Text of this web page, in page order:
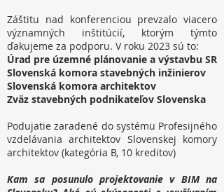
Záštitu nad konferenciou prevzalo viacero
významných inštitúcií, ktorým týmto
ďakujeme za podporu. V roku 2023 sú to:
Úrad pre územné plánovanie a výstavbu SR
Slovenská komora stavebných inžinierov
Slovenská komora architektov
Zväz stavebných podnikateľov Slovenska
Podujatie zaradené do systému Profesijného
vzdelávania architektov Slovenskej komory
architektov (kategória B, 10 kreditov)
Kam sa posunulo projektovanie v BIM na